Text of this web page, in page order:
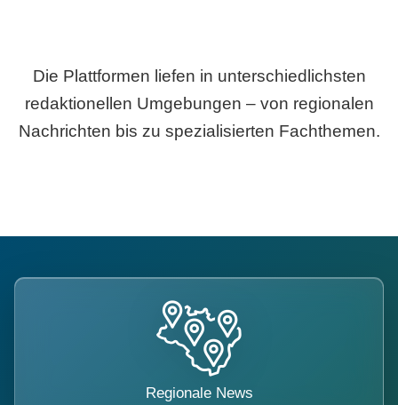
Die Plattformen liefen in unterschiedlichsten
redaktionellen Umgebungen – von regionalen
Nachrichten bis zu spezialisierten Fachthemen.
Regionale News